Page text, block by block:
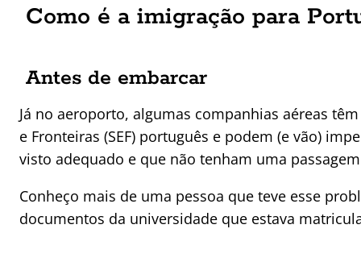
Como é a imigração para
Antes de embarcar
Já no aeroporto, algumas companhias aéreas
e Fronteiras (SEF) português e podem (e vão)
visto adequado e que não tenham uma
Conheço mais de uma pessoa que teve esse
documentos da universidade que estava